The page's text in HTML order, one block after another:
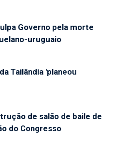
Governo pela morte
uruguaio
Tailândia 'planeou
de salão de baile de
do Congresso